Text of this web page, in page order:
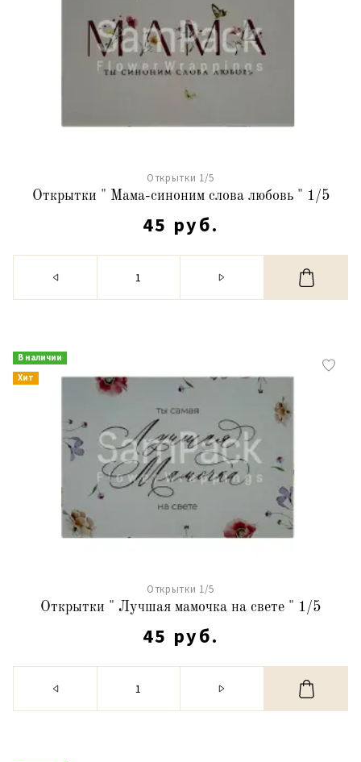
Открытки 1/5
Открытки " Мама-синоним слова любовь " 1/5
45 руб.
В наличии
Хит
Открытки 1/5
Открытки " Лучшая мамочка на свете " 1/5
45 руб.